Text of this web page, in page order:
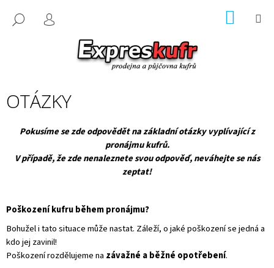
obsah
HLEDAT
PŘIHLÁŠENÍ
OTÁZKY
Pokusíme se zde odpovědět na základní otázky vyplívající z
pronájmu kufrů.
V případě, že zde nenaleznete svou odpověď, neváhejte se nás
zeptat!
Poškození kufru během pronájmu?
Bohužel i tato situace může nastat. Záleží, o jaké poškození se jedná a
kdo jej zavinil!
Poškození rozdělujeme na závažné a běžné opotřebení.
P
O
E
J
E
T
E